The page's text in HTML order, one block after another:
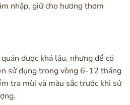
nhập, giữ cho hương thơm
được khá lâu, nhưng để có
sử dụng trong vòng 6-12 tháng
tra mùi và màu sắc trước khi sử